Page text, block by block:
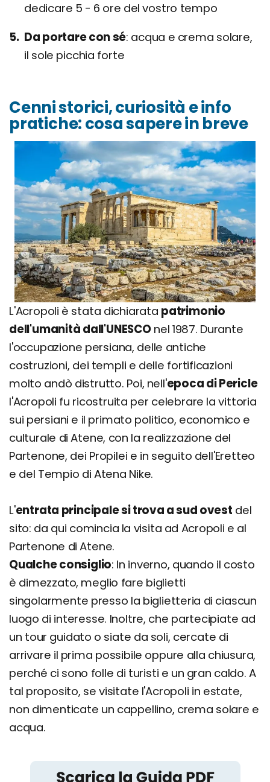
dedicare 5 - 6 ore del vostro tempo
Da portare con sé acqua e crema solare,
il sole picchia forte
Cenni storici, curiosità e info
pratiche: cosa sapere in breve
L'Acropoli è stata dichiarata patrimonio
dell'umanità dall'UNESCOnel 1987. Durante
l'occupazione persiana, delle antiche
costruzioni, dei templi e delle fortificazioni
molto andò distrutto. Poi, nell'epoca di Pericle
l'Acropoli fu ricostruita per celebrare la vittoria
sui persiani e il primato politico, economico e
culturale di Atene, con la realizzazione del
Partenone, dei Propilei e in seguito dell'Eretteo
e del Tempio di Atena Nike.
L'entrata principale si trova a sud ovest del
sito: da qui comincia la visita ad Acropoli e al
Partenone di Atene.
Qualche consiglio: In inverno, quando il costo
è dimezzato, meglio fare biglietti
singolarmente presso la biglietteria di ciascun
luogo di interesse. Inoltre, che partecipiate ad
un tour guidato o siate da soli, cercate di
arrivare il prima possibile oppure alla chiusura,
perché ci sono folle di turisti e un gran caldo. A
tal proposito, se visitate l'Acropoli in estate,
non dimenticate un cappellino, crema solare e
acqua.